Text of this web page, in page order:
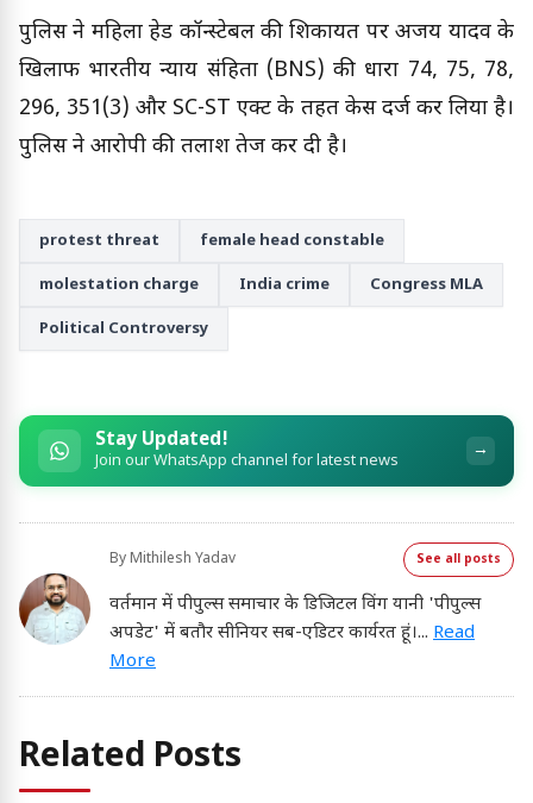
पुलिस ने महिला हेड कॉन्स्टेबल की शिकायत पर अजय यादव के
खिलाफ भारतीय न्याय संहिता (BNS) की धारा 74, 75, 78,
296, 351(3) और SC-ST एक्ट के तहत केस दर्ज कर लिया है।
पुलिस ने आरोपी की तलाश तेज कर दी है।
protest threat female head constable
molestation charge India crime Congress MLA
Political Controversy
Stay Updated!
Join our WhatsApp channel for latest news →
By Mithilesh Yadav See all posts
वर्तमान में पीपुल्स समाचार के डिजिटल विंग यानी 'पीपुल्स
अपडेट' में बतौर सीनियर सब-एडिटर कार्यरत हूं।... Read
More
Related Posts